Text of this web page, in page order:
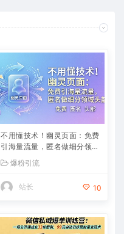
不用懂技术！幽灵页面：免费
引海量流量，匿名做细分领域
头部
爆粉引流
站长 10